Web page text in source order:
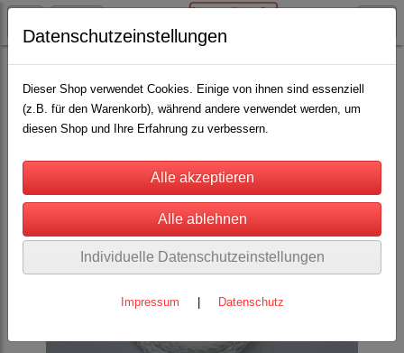
Rinderhaltung Geburtshelfer / Geburtshilfe / Geburtsstricke(6)
Datenschutzeinstellungen
Dieser Shop verwendet Cookies. Einige von ihnen sind essenziell
(z.B. für den Warenkorb), während andere verwendet werden, um
diesen Shop und Ihre Erfahrung zu verbessern.
Individuelle Datenschutzeinstellungen
Impressum Datenschutz